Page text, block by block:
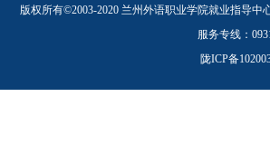
版权所有©2003-2020 兰州外语职业学院就业指导
服务专线：
陇ICP备